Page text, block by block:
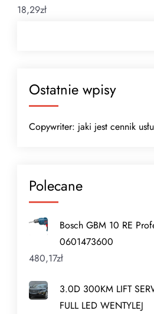
18,29zł
Ostatnie wpisy
Copywriter: jaki jest cennik
Polecane
Bosch GBM 10 RE
0601473600
480,17zł
3.0D 300KM LIFT
FULL LED WENTYLEJ